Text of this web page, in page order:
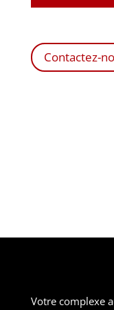
Contactez-
Votre complexe